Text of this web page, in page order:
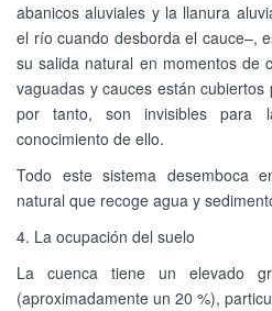
abanicos aluviales y la llanura
el río cuando desborda el cauce–,
su salida natural en momentos de
vaguadas y cauces están
por tanto, son invisibles para
conocimiento de ello.
Todo este sistema desemboca
natural que recoge agua y
4. La ocupación del suelo
La cuenca tiene un elevado
(aproximadamente un 20 %),